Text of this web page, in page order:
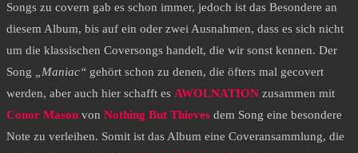
Songs zu covern gab es schon immer, jedoch ist das Besondere an
diesem Album, bis auf ein oder zwei Ausnahmen, dass es sich nicht
um die klassischen Coversongs handelt, die wir sonst kennen. Der
Song „Maniac“ gehört schon zu denen, die öfters mal gecovert
werden, aber auch hier schafft es AWOLNATION zusammen mit
Conor Mason von Nothing But Thieves dem Song eine besondere
Note zu verleihen. Somit ist das Album eine Coveransammlung, die